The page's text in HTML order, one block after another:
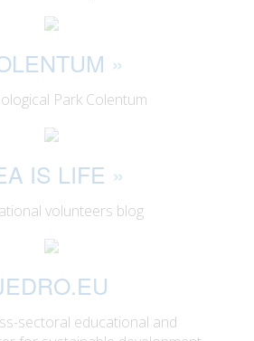
»
Park Colentum
IS LIFE »
volunteers blog
sectoral educational and